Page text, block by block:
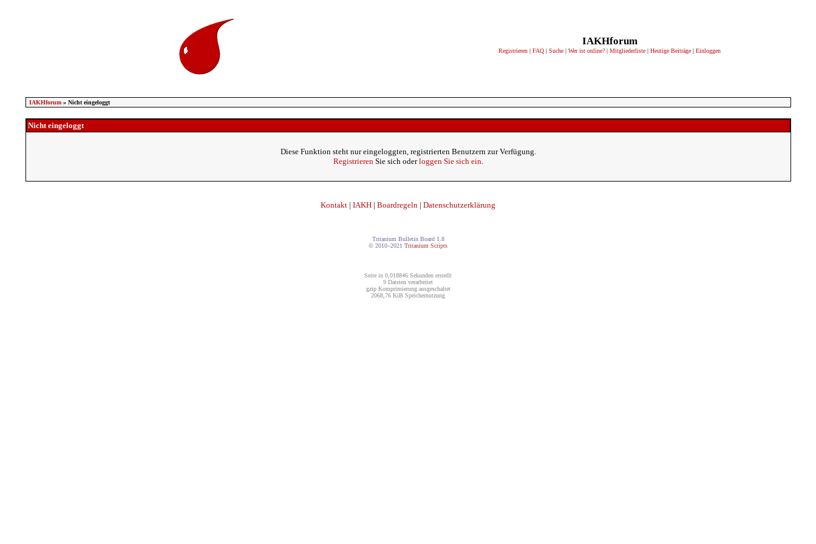
IAKHforum
Registrieren | FAQ | Suche | Wer ist online? | Mitgliederliste | Heutige Beiträge | Einloggen
IAKHforum» Nicht eingeloggt
Nicht eingeloggt
Diese Funktion steht nur eingeloggten, registrierten Benutzern zur Verfügung.
RegistrierenSie sich oderloggen Sie sich ein.
Kontakt | IAKH | Boardregeln | Datenschutzerklärung
Tritanium Bulletin Board 1.8
© 2010–2021 Tritanium Scripts
Seite in 0,018846 Sekunden erstellt
9 Dateien verarbeitet
gzip Komprimierung ausgeschaltet
2068,76 KiB Speichernutzung